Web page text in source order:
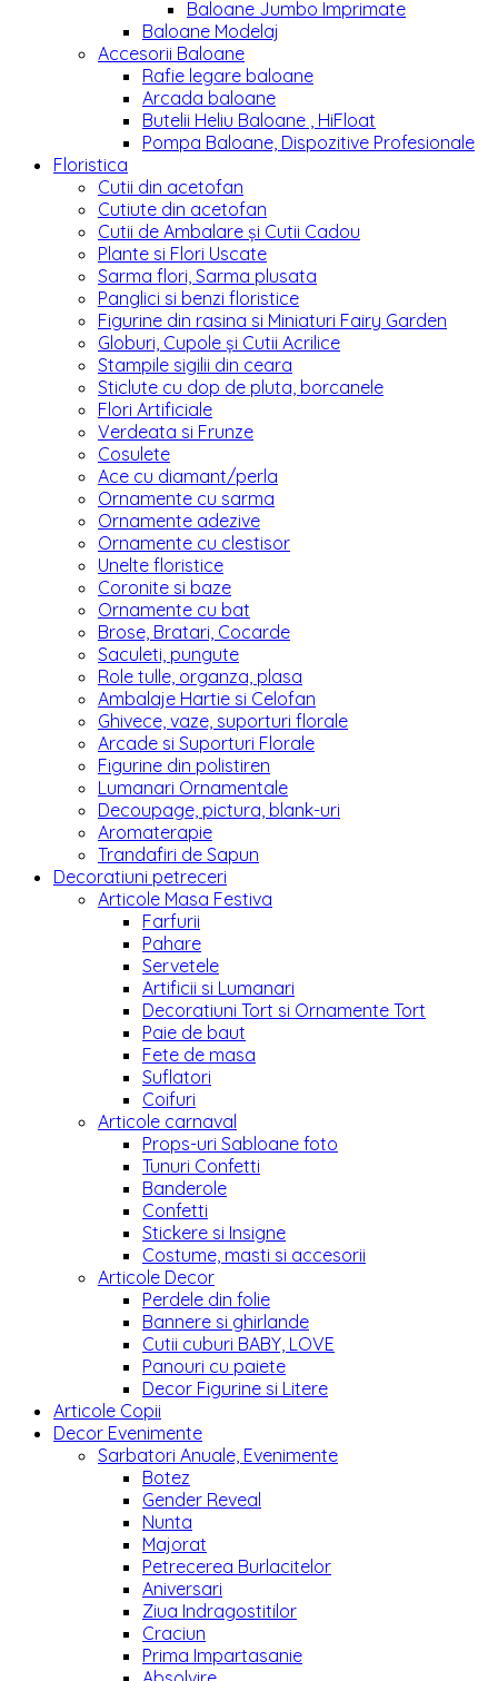
Baloane Jumbo Imprimate
Baloane Modelaj
Accesorii Baloane
Rafie legare baloane
Arcada baloane
Butelii Heliu Baloane , HiFloat
Pompa Baloane, Dispozitive Profesionale
Floristica
Cutii din acetofan
Cutiute din acetofan
Cutii de Ambalare și Cutii Cadou
Plante si Flori Uscate
Sarma flori, Sarma plusata
Panglici si benzi floristice
Figurine din rasina si Miniaturi Fairy Garden
Globuri, Cupole și Cutii Acrilice
Stampile sigilii din ceara
Sticlute cu dop de pluta, borcanele
Flori Artificiale
Verdeata si Frunze
Cosulete
Ace cu diamant/perla
Ornamente cu sarma
Ornamente adezive
Ornamente cu clestisor
Unelte floristice
Coronite si baze
Ornamente cu bat
Brose, Bratari, Cocarde
Saculeti, pungute
Role tulle, organza, plasa
Ambalaje Hartie si Celofan
Ghivece, vaze, suporturi florale
Arcade si Suporturi Florale
Figurine din polistiren
Lumanari Ornamentale
Decoupage, pictura, blank-uri
Aromaterapie
Trandafiri de Sapun
Decoratiuni petreceri
Articole Masa Festiva
Farfurii
Pahare
Servetele
Artificii si Lumanari
Decoratiuni Tort si Ornamente Tort
Paie de baut
Fete de masa
Suflatori
Coifuri
Articole carnaval
Props-uri Sabloane foto
Tunuri Confetti
Banderole
Confetti
Stickere si Insigne
Costume, masti si accesorii
Articole Decor
Perdele din folie
Bannere si ghirlande
Cutii cuburi BABY, LOVE
Panouri cu paiete
Decor Figurine si Litere
Articole Copii
Decor Evenimente
Sarbatori Anuale, Evenimente
Botez
Gender Reveal
Nunta
Majorat
Petrecerea Burlacitelor
Aniversari
Ziua Indragostitilor
Craciun
Prima Impartasanie